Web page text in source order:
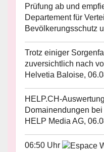
Prüfung ab und
Departement für
Bevölkerungsschutz
Trotz einiger
zuversichtlich nach
Helvetia Baloise,
HELP.CH-
Domainendungen
HELP Media AG,
06:50 Uhr